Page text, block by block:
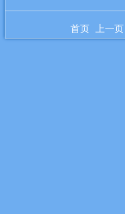
首页 上一页